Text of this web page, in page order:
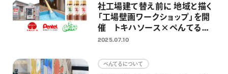
社工場建て替え前に 地域と描く
「工場壁画ワークショップ」を開
催 トキハソース×ぺんてる×
ミズグチグッチ氏共同企画
2025.07.10
ぺんてるについて